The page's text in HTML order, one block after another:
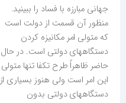
جهانی مبارزه با فساد را ببینید.
منظور آن قسمت از دولت است
که متولی امر مکانیزه کردن
دستگاههای دولتی است. در حال
حاضر ظاهراً طرح تکفا تنها متولی
این امر است ولی هنوز بسیاری از
دستگاههای دولتی بدون